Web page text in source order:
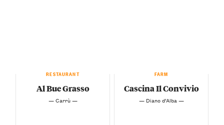
RESTAURANT
Al Bue Grasso
— Carrù —
FARM
Cascina Il Convivio
— Diano d’Alba —